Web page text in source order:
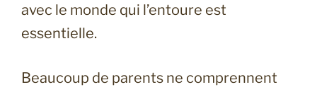
avec le monde qui l’entoure est
essentielle.
Beaucoup de parents ne comprennent